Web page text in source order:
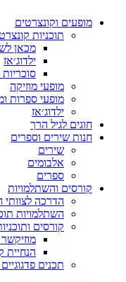
מופעים וקונצרטים
תוכניות
מכאן
ילדוג׳אז
מופעי מוזיקה
מופעי ספרות
ילדוג׳אז
חוגים לגיל הרך
חנות שירים וספרים
שירים
אלבומים
ספרים
קורסים והשתלמויות
הדרכה לצוותי
השתלמויות
קורסים
מוזיקשר
הנחיית
תכנים